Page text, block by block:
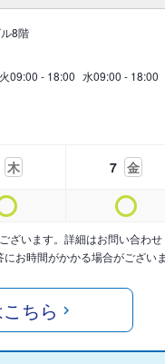
8階
火09:00 - 18:00 水09:00 - 18:00
木 7 金
います。詳細はお問い合わせ
お時間がかかる場合がござい
ちら